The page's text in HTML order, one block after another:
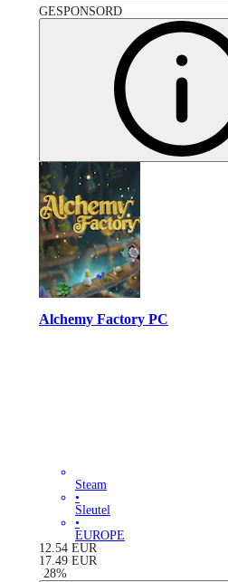
GESPONSORD
Alchemy Factory PC
Steam
•
Sleutel
•
EUROPE
12.54 EUR
17.49 EUR
-28%